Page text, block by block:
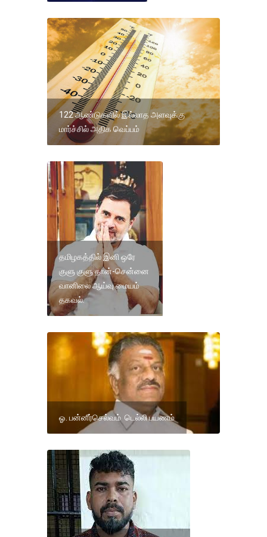
122 ஆண்டுகளில் இல்லாத அளவுக்கு
மார்ச்சில் அதிக வெப்பம்
தமிழகத்தில் இனி ஒரே
குளு குளு தான்-சென்னை
வானிலை ஆய்வு மையம்
தகவல்.
ஓ. பன்னீர்செல்வம் டெல்லி பயணம்